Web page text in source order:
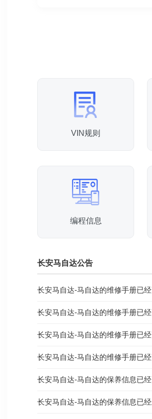
VIN规则
编程信息
长安马自达公告
长安马自达-马自达的维修手册已
长安马自达-马自达的维修手册已
长安马自达-马自达的维修手册已
长安马自达-马自达的维修手册已
长安马自达-马自达的保养信息已
长安马自达-马自达的保养信息已